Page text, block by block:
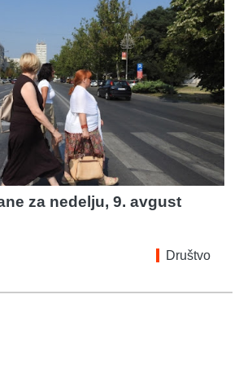
za nedelju, 9. avgust
Društvo